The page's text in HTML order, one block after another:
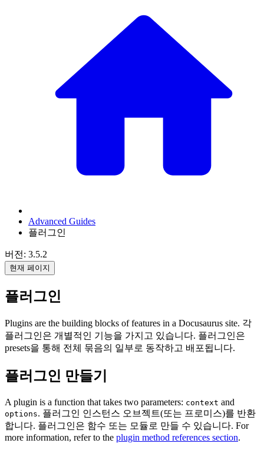
Advanced Guides
플러그인
버전: 3.5.2
현재 페이지
플러그인
Plugins are the building blocks of features in a Docusaurus site. 각
플러그인은 개별적인 기능을 가지고 있습니다. 플러그인은
presets을 통해 전체 묶음의 일부로 동작하고 배포됩니다.
플러그인 만들기
A plugin is a function that takes two parameters: context and
options. 플러그인 인스턴스 오브젝트(또는 프로미스)를 반환
합니다. 플러그인은 함수 또는 모듈로 만들 수 있습니다. For
more information, refer to the plugin method references section.